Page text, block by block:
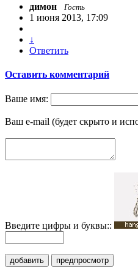
димон Гость
1 июня 2013, 17:09
↓
Ответить
Оставить комментарий
Ваше имя:
Ваш e-mail (будет скрыто и
Введите цифры и буквы::
добавить предпросмотр